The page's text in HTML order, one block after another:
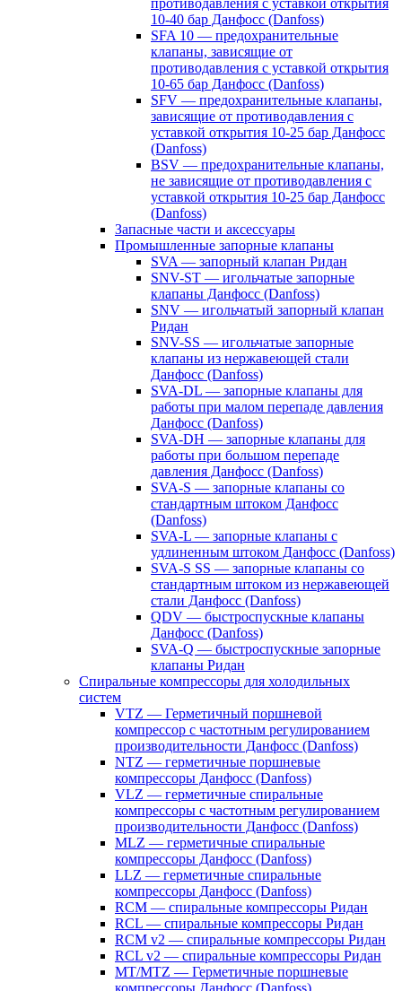
противодавления с уставкой открытия
10-40 бар Данфосс (Danfoss)
SFA 10 — предохранительные
клапаны, зависящие от
противодавления с уставкой открытия
10-65 бар Данфосс (Danfoss)
SFV — предохранительные клапаны,
зависящие от противодавления с
уставкой открытия 10-25 бар Данфосс
(Danfoss)
BSV — предохранительные клапаны,
не зависящие от противодавления с
уставкой открытия 10-25 бар Данфосс
(Danfoss)
Запасные части и аксессуары
Промышленные запорные клапаны
SVA — запорный клапан Ридан
SNV-ST — игольчатые запорные
клапаны Данфосс (Danfoss)
SNV — игольчатый запорный клапан
Ридан
SNV-SS — игольчатые запорные
клапаны из нержавеющей стали
Данфосс (Danfoss)
SVA-DL — запорные клапаны для
работы при малом перепаде давления
Данфосс (Danfoss)
SVA-DH — запорные клапаны для
работы при большом перепаде
давления Данфосс (Danfoss)
SVA-S — запорные клапаны со
стандартным штоком Данфосс
(Danfoss)
SVA-L — запорные клапаны с
удлиненным штоком Данфосс (Danfoss)
SVA-S SS — запорные клапаны со
стандартным штоком из нержавеющей
стали Данфосс (Danfoss)
QDV — быстроспускные клапаны
Данфосс (Danfoss)
SVA-Q — быстроспускные запорные
клапаны Ридан
Спиральные компрессоры для холодильных
систем
VTZ — Герметичный поршневой
компрессор с частотным регулированием
производительности Данфосс (Danfoss)
NTZ — герметичные поршневые
компрессоры Данфосс (Danfoss)
VLZ — герметичные спиральные
компрессоры с частотным регулированием
производительности Данфосс (Danfoss)
MLZ — герметичные спиральные
компрессоры Данфосс (Danfoss)
LLZ — герметичные спиральные
компрессоры Данфосс (Danfoss)
RCM — спиральные компрессоры Ридан
RCL — спиральные компрессоры Ридан
RCM v2 — спиральные компрессоры Ридан
RCL v2 — спиральные компрессоры Ридан
MT/MTZ — Герметичные поршневые
компрессоры Данфосс (Danfoss)